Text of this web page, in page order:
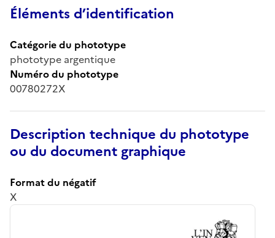
Éléments d’identification
Catégorie du phototype
phototype argentique
Numéro du phototype
00780272X
Description technique du phototype
ou du document graphique
Format du négatif
X